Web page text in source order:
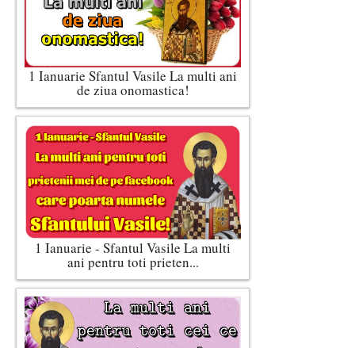
1 Ianuarie Sfantul Vasile La multi ani
de ziua onomastica!
1 Ianuarie - Sfantul Vasile La multi
ani pentru toti prieten...